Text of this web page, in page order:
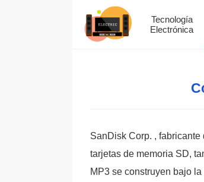
Tecnología
Electrónica
SanDisk Corp. ,
tarjetas de memoria SD,
MP3 se construyen bajo